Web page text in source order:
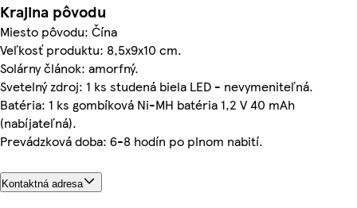
Krajina pôvodu
Miesto pôvodu: Čína
Veľkosť produktu: 8,5x9x10 cm.
Solárny článok: amorfný.
Svetelný zdroj: 1 ks studená biela LED - nevymeniteľná.
Batéria: 1 ks gombíková Ni-MH batéria 1,2 V 40 mAh
(nabíjateľná).
Prevádzková doba: 6-8 hodín po plnom nabití.
Kontaktná adresa